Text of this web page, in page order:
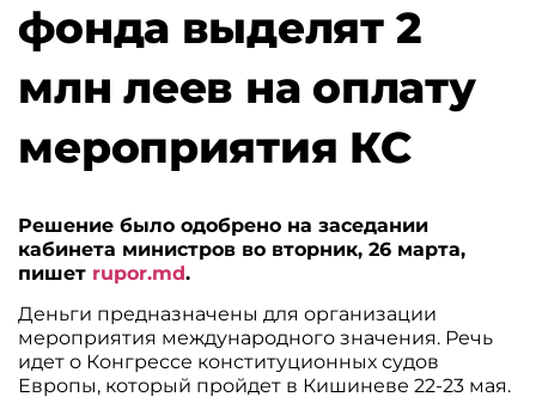
фонда выделят 2
млн леев на оплату
мероприятия КС
Решение было одобрено на заседании
кабинета министров во вторник, 26 марта,
пишет rupor.md.
Деньги предназначены для организации
мероприятия международного значения. Речь
идет о Конгрессе конституционных судов
Европы, который пройдет в Кишиневе 22-23 мая.